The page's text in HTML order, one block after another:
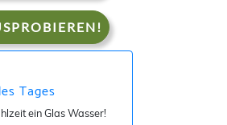
Tages
ein Glas Wasser!